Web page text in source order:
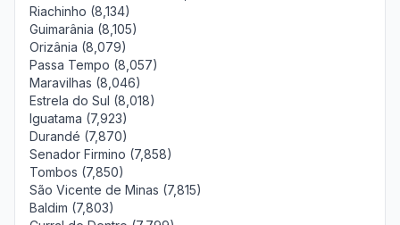
Riachinho (8,134)
Guimarânia (8,105)
Orizânia (8,079)
Passa Tempo (8,057)
Maravilhas (8,046)
Estrela do Sul (8,018)
Iguatama (7,923)
Durandé (7,870)
Senador Firmino (7,858)
Tombos (7,850)
São Vicente de Minas (7,815)
Baldim (7,803)